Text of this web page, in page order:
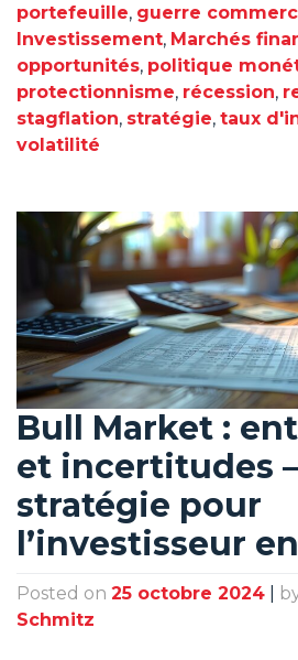
portefeuille, guerre
Investissement, Marchés
opportunités, politique
protectionnisme, récession,
stagflation, stratégie, taux
volatilité
Bull Market :
et incertitudes
stratégie pour
l’investisseur
Posted on 25 octobre 2024
Schmitz